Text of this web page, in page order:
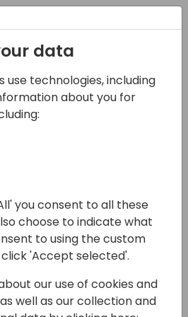
tra
e
/ Field
Open Hub (piano 0)
schedule
data
use technologies, including
about you for
you consent to all these
choose to indicate what
to using the custom
'Accept selected'.
our use of cookies and
well as our collection and